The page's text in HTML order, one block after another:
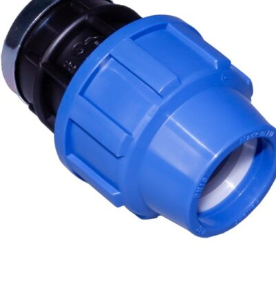
Poistotuotteet
Kausituotteet
Joulu
Joulu- ja kausivalot
Eläimet ja tontut
Kyntteliköt
Valoketjut ja kuusenvalot
Joulukoristeet
Kranssit ja asetelmat
Tontut ja muut